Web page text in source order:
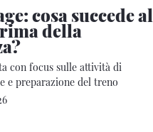
cosa succede al
della
con focus sulle attività di
e preparazione del treno